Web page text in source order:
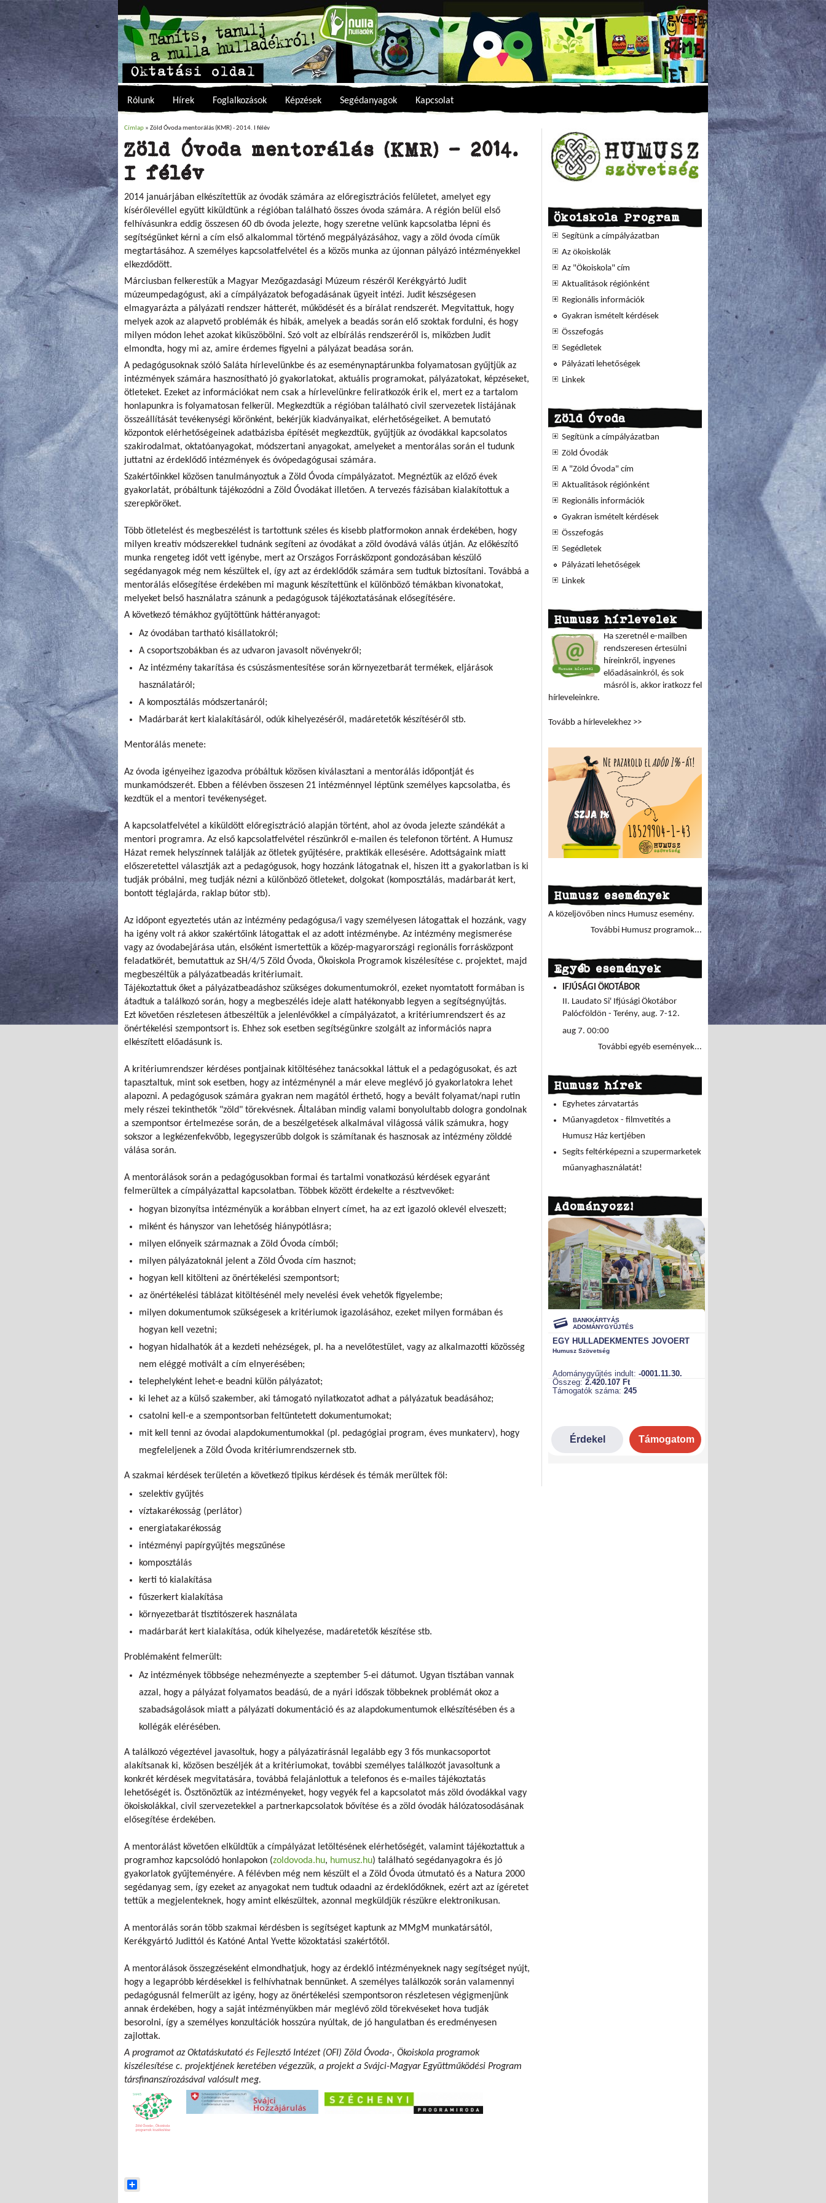
Rólunk Hírek Foglalkozások Képzések Segédanyagok Kapcsolat
Jelenlegi hely
Címlap » Zöld Óvoda mentorálás (KMR) - 2014. I félév
Zöld Óvoda mentorálás (KMR) - 2014.
I félév
2014 januárjában elkészítettük az óvodák számára az előregisztrációs felületet, amelyet egy
kísérőlevéllel együtt kiküldtünk a régióban található összes óvoda számára. A régión belül első
felhívásunkra eddig összesen 60 db óvoda jelezte, hogy szeretne velünk kapcsolatba lépni és
segítségünket kérni a cím első alkalommal történő megpályázásához, vagy a zöld óvoda címük
megtartásához. A személyes kapcsolatfelvétel és a közös munka az újonnan pályázó intézményekkel
elkezdődött.
Márciusban felkerestük a Magyar Mezőgazdasági Múzeum részéről Kerékgyártó Judit
múzeumpedagógust, aki a címpályázatok befogadásának ügyeit intézi. Judit készségesen
elmagyarázta a pályázati rendszer hátterét, működését és a bírálat rendszerét. Megvitattuk, hogy
melyek azok az alapvető problémák és hibák, amelyek a beadás során elő szoktak fordulni, és hogy
milyen módon lehet azokat kiküszöbölni. Szó volt az elbírálás rendszeréről is, miközben Judit
elmondta, hogy mi az, amire érdemes figyelni a pályázat beadása során.
A pedagógusoknak szóló Saláta hírlevelünkbe és az eseménynaptárunkba folyamatosan gyűjtjük az
intézmények számára hasznosítható jó gyakorlatokat, aktuális programokat, pályázatokat, képzéseket,
ötleteket. Ezeket az információkat nem csak a hírlevelünkre feliratkozók érik el, mert ez a tartalom
honlapunkra is folyamatosan felkerül. Megkezdtük a régióban található civil szervezetek listájának
összeállítását tevékenységi körönként, bekérjük kiadványaikat, elérhetőségeiket. A bemutató
központok elérhetőségeinek adatbázisba építését megkezdtük, gyűjtjük az óvodákkal kapcsolatos
szakirodalmat, oktatóanyagokat, módszertani anyagokat, amelyeket a mentorálas során el tudunk
juttatni az érdeklődő intézmények és óvópedagógusai számára.
Szakértőinkkel közösen tanulmányoztuk a Zöld Óvoda címpályázatot. Megnéztük az előző évek
gyakorlatát, próbáltunk tájékozódni a Zöld Óvodákat illetően. A tervezés fázisában kialakítottuk a
szerepköröket.
Több ötletelést és megbeszélést is tartottunk széles és kisebb platformokon annak érdekében, hogy
milyen kreatív módszerekkel tudnánk segíteni az óvodákat a zöld óvodává válás útján. Az előkészítő
munka rengeteg időt vett igénybe, mert az Országos Forrásközpont gondozásában készülő
segédanyagok még nem készültek el, így azt az érdeklődők számára sem tudtuk biztosítani. Továbbá a
mentorálás elősegítése érdekében mi magunk készítettünk el különböző témákban kivonatokat,
melyeket belső használatra szánunk a pedagógusok tájékoztatásának elősegítésére.
A következő témákhoz gyűjtöttünk háttéranyagot:
Az óvodában tartható kisállatokról;
A csoportszobákban és az udvaron javasolt növényekről;
Az intézmény takarítása és csúszásmentesítése során környezetbarát termékek, eljárások
használatáról;
A komposztálás módszertanáról;
Madárbarát kert kialakításáról, odúk kihelyezéséről, madáretetők készítéséről stb.
Mentorálás menete:
Az óvoda igényeihez igazodva próbáltuk közösen kiválasztani a mentorálás időpontját és
munkamódszerét. Ebben a félévben összesen 21 intézménnyel léptünk személyes kapcsolatba, és
kezdtük el a mentori tevékenységet.
A kapcsolatfelvétel a kiküldött előregisztráció alapján történt, ahol az óvoda jelezte szándékát a
mentori programra. Az első kapcsolatfelvétel részünkről e-mailen és telefonon történt. A Humusz
Házat remek helyszínnek találják az ötletek gyűjtésére, praktikák ellesésére. Adottságaink miatt
előszeretettel választják azt a pedagógusok, hogy hozzánk látogatnak el, hiszen itt a gyakorlatban is ki
tudják próbálni, meg tudják nézni a különböző ötleteket, dolgokat (komposztálás, madárbarát kert,
bontott téglajárda, raklap bútor stb).
Az időpont egyeztetés után az intézmény pedagógusa/i vagy személyesen látogattak el hozzánk, vagy
ha igény volt rá akkor szakértőink látogattak el az adott intézménybe. Az intézmény megismerése
vagy az óvodabejárása után, elsőként ismertettük a közép-magyarországi regionális forrásközpont
feladatkörét, bemutattuk az SH/4/5 Zöld Óvoda, Ökoiskola Programok kiszélesítése c. projektet, majd
megbeszéltük a pályázatbeadás kritériumait.
Tájékoztattuk őket a pályázatbeadáshoz szükséges dokumentumokról, ezeket nyomtatott formában is
átadtuk a találkozó során, hogy a megbeszélés ideje alatt hatékonyabb legyen a segítségnyújtás.
Ezt követően részletesen átbeszéltük a jelenlévőkkel a címpályázatot, a kritériumrendszert és az
önértékelési szempontsort is. Ehhez sok esetben segítségünkre szolgált az információs napra
elkészített előadásunk is.
A kritériumrendszer kérdéses pontjainak kitöltéséhez tanácsokkal láttuk el a pedagógusokat, és azt
tapasztaltuk, mint sok esetben, hogy az intézménynél a már eleve meglévő jó gyakorlatokra lehet
alapozni. A pedagógusok számára gyakran nem magától érthető, hogy a bevált folyamat/napi rutin
mely részei tekinthetők "zöld" törekvésnek. Általában mindig valami bonyolultabb dologra gondolnak
a szempontsor értelmezése során, de a beszélgetések alkalmával világossá válik számukra, hogy
sokszor a legkézenfekvőbb, legegyszerűbb dolgok is számítanak és hasznosak az intézmény zölddé
válása során.
A mentorálások során a pedagógusokban formai és tartalmi vonatkozású kérdések egyaránt
felmerültek a címpályázattal kapcsolatban. Többek között érdekelte a résztvevőket:
hogyan bizonyítsa intézményük a korábban elnyert címet, ha az ezt igazoló oklevél elveszett;
miként és hányszor van lehetőség hiánypótlásra;
milyen előnyeik származnak a Zöld Óvoda címből;
milyen pályázatoknál jelent a Zöld Óvoda cím hasznot;
hogyan kell kitölteni az önértékelési szempontsort;
az önértékelési táblázat kitöltésénél mely nevelési évek vehetők figyelembe;
milyen dokumentumok szükségesek a kritériumok igazolásához, ezeket milyen formában és
hogyan kell vezetni;
hogyan hidalhatók át a kezdeti nehézségek, pl. ha a nevelőtestület, vagy az alkalmazotti közösség
nem eléggé motivált a cím elnyerésében;
telephelyként lehet-e beadni külön pályázatot;
ki lehet az a külső szakember, aki támogató nyilatkozatot adhat a pályázatuk beadásához;
csatolni kell-e a szempontsorban feltüntetett dokumentumokat;
mit kell tenni az óvodai alapdokumentumokkal (pl. pedagógiai program, éves munkaterv), hogy
megfeleljenek a Zöld Óvoda kritériumrendszernek stb.
A szakmai kérdések területén a következő tipikus kérdések és témák merültek föl:
szelektív gyűjtés
víztakarékosság (perlátor)
energiatakarékosság
intézményi papírgyűjtés megszűnése
komposztálás
kerti tó kialakítása
fűszerkert kialakítása
környezetbarát tisztítószerek használata
madárbarát kert kialakítása, odúk kihelyezése, madáretetők készítése stb.
Problémaként felmerült:
Az intézmények többsége nehezményezte a szeptember 5-ei dátumot. Ugyan tisztában vannak
azzal, hogy a pályázat folyamatos beadású, de a nyári időszak többeknek problémát okoz a
szabadságolások miatt a pályázati dokumentáció és az alapdokumentumok elkészítésében és a
kollégák elérésében.
A találkozó végeztével javasoltuk, hogy a pályázatírásnál legalább egy 3 fős munkacsoportot
alakítsanak ki, közösen beszéljék át a kritériumokat, további személyes találkozót javasoltunk a
konkrét kérdések megvitatására, továbbá felajánlottuk a telefonos és e-mailes tájékoztatás
lehetőségét is. Ösztönöztük az intézményeket, hogy vegyék fel a kapcsolatot más zöld óvodákkal vagy
ökoiskolákkal, civil szervezetekkel a partnerkapcsolatok bővítése és a zöld óvodák hálózatosodásának
elősegítése érdekében.
A mentorálást követően elküldtük a címpályázat letöltésének elérhetőségét, valamint tájékoztattuk a
programhoz kapcsolódó honlapokon (zoldovoda.hu, humusz.hu) található segédanyagokra és jó
gyakorlatok gyűjteményére. A félévben még nem készült el a Zöld Óvoda útmutató és a Natura 2000
segédanyag sem, így ezeket az anyagokat nem tudtuk odaadni az érdeklődőknek, ezért azt az ígéretet
tettük a megjelenteknek, hogy amint elkészültek, azonnal megküldjük részükre elektronikusan.
A mentorálás során több szakmai kérdésben is segítséget kaptunk az MMgM munkatársától,
Kerékgyártó Judittól és Katóné Antal Yvette közoktatási szakértőtől.
A mentorálások összegzéseként elmondhatjuk, hogy az érdeklő intézményeknek nagy segítséget nyújt,
hogy a legapróbb kérdésekkel is felhívhatnak bennünket. A személyes találkozók során valamennyi
pedagógusnál felmerült az igény, hogy az önértékelési szempontsoron részletesen végigmenjünk
annak érdekében, hogy a saját intézményükben már meglévő zöld törekvéseket hova tudják
besorolni, így a személyes konzultációk hosszúra nyúltak, de jó hangulatban és eredményesen
zajlottak.
A programot az Oktatáskutató és Fejlesztő Intézet (OFI) Zöld Óvoda-, Ökoiskola programok
kiszélesítése c. projektjének keretében végezzük, a projekt a Svájci-Magyar Együttműködési Program
társfinanszírozásával valósult meg.
Ökoiskola Program
Segítünk a címpályázatban
Az ökoiskolák
Az "Ökoiskola" cím
Aktualitások régiónként
Regionális információk
Gyakran ismételt kérdések
Összefogás
Segédletek
Pályázati lehetőségek
Linkek
Zöld Óvoda
Segítünk a címpályázatban
Zöld Óvodák
A "Zöld Óvoda" cím
Aktualitások régiónként
Regionális információk
Gyakran ismételt kérdések
Összefogás
Segédletek
Pályázati lehetőségek
Linkek
Humusz hírlevelek
Ha szeretnél e-mailben
rendszeresen értesülni
híreinkről, ingyenes
előadásainkról, és sok
másról is, akkor iratkozz fel
hírleveleinkre.
Tovább a hírlevelekhez >>
Humusz események
A közeljövőben nincs Humusz esemény.
További Humusz programok...
Egyéb események
IFJÚSÁGI ÖKOTÁBOR
II. Laudato Si' Ifjúsági Ökotábor
Palócföldön - Terény, aug. 7-12.
aug 7. 00:00
További egyéb események...
Humusz hírek
Egyhetes zárvatartás
Műanyagdetox - filmvetítés a
Humusz Ház kertjében
Segíts feltérképezni a szupermarketek
műanyaghasználatát!
Adományozz!